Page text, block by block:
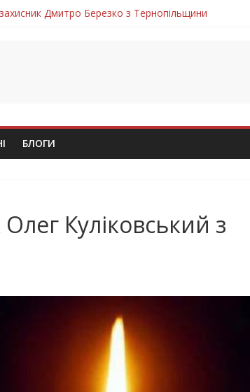
Дмитро Березко з Тернопільщини
Федів повертається до рідного дому «на
на щиті повертається воїн Володимир Паламарчук
– Ангелом додому повертається захисник
БЛОГИ
Куліковський з